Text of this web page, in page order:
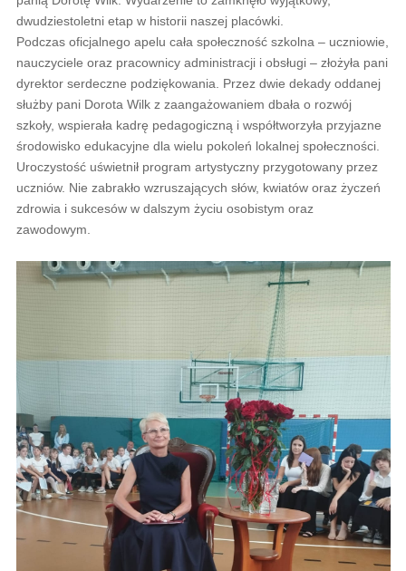
dwudziestoletni etap w historii naszej placówki.
Podczas oficjalnego apelu cała społeczność szkolna – uczniowie,
nauczyciele oraz pracownicy administracji i obsługi – złożyła pani
dyrektor serdeczne podziękowania. Przez dwie dekady oddanej
służby pani Dorota Wilk z zaangażowaniem dbała o rozwój
szkoły, wspierała kadrę pedagogiczną i współtworzyła przyjazne
środowisko edukacyjne dla wielu pokoleń lokalnej społeczności.
Uroczystość uświetnił program artystyczny przygotowany przez
uczniów. Nie zabrakło wzruszających słów, kwiatów oraz życzeń
zdrowia i sukcesów w dalszym życiu osobistym oraz
zawodowym.